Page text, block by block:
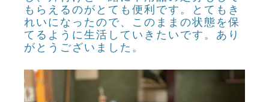
もらえるのがとても便利です。とてもき
れいになったので、このままの状態を保
てるように生活していきたいです。あり
がとうございました。